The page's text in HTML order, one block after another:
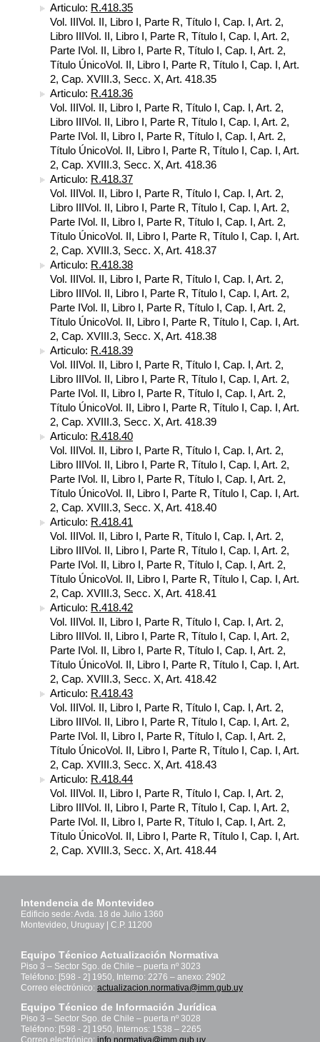
Articulo: R.418.35
Vol. IIIVol. II, Libro I, Parte R, Título I, Cap. I, Art. 2,
Libro IIIVol. II, Libro I, Parte R, Título I, Cap. I, Art. 2,
Parte IVol. II, Libro I, Parte R, Título I, Cap. I, Art. 2,
Título ÚnicoVol. II, Libro I, Parte R, Título I, Cap. I, Art.
2, Cap. XVIII.3, Secc. X, Art. 418.35
Articulo: R.418.36
Vol. IIIVol. II, Libro I, Parte R, Título I, Cap. I, Art. 2,
Libro IIIVol. II, Libro I, Parte R, Título I, Cap. I, Art. 2,
Parte IVol. II, Libro I, Parte R, Título I, Cap. I, Art. 2,
Título ÚnicoVol. II, Libro I, Parte R, Título I, Cap. I, Art.
2, Cap. XVIII.3, Secc. X, Art. 418.36
Articulo: R.418.37
Vol. IIIVol. II, Libro I, Parte R, Título I, Cap. I, Art. 2,
Libro IIIVol. II, Libro I, Parte R, Título I, Cap. I, Art. 2,
Parte IVol. II, Libro I, Parte R, Título I, Cap. I, Art. 2,
Título ÚnicoVol. II, Libro I, Parte R, Título I, Cap. I, Art.
2, Cap. XVIII.3, Secc. X, Art. 418.37
Articulo: R.418.38
Vol. IIIVol. II, Libro I, Parte R, Título I, Cap. I, Art. 2,
Libro IIIVol. II, Libro I, Parte R, Título I, Cap. I, Art. 2,
Parte IVol. II, Libro I, Parte R, Título I, Cap. I, Art. 2,
Título ÚnicoVol. II, Libro I, Parte R, Título I, Cap. I, Art.
2, Cap. XVIII.3, Secc. X, Art. 418.38
Articulo: R.418.39
Vol. IIIVol. II, Libro I, Parte R, Título I, Cap. I, Art. 2,
Libro IIIVol. II, Libro I, Parte R, Título I, Cap. I, Art. 2,
Parte IVol. II, Libro I, Parte R, Título I, Cap. I, Art. 2,
Título ÚnicoVol. II, Libro I, Parte R, Título I, Cap. I, Art.
2, Cap. XVIII.3, Secc. X, Art. 418.39
Articulo: R.418.40
Vol. IIIVol. II, Libro I, Parte R, Título I, Cap. I, Art. 2,
Libro IIIVol. II, Libro I, Parte R, Título I, Cap. I, Art. 2,
Parte IVol. II, Libro I, Parte R, Título I, Cap. I, Art. 2,
Título ÚnicoVol. II, Libro I, Parte R, Título I, Cap. I, Art.
2, Cap. XVIII.3, Secc. X, Art. 418.40
Articulo: R.418.41
Vol. IIIVol. II, Libro I, Parte R, Título I, Cap. I, Art. 2,
Libro IIIVol. II, Libro I, Parte R, Título I, Cap. I, Art. 2,
Parte IVol. II, Libro I, Parte R, Título I, Cap. I, Art. 2,
Título ÚnicoVol. II, Libro I, Parte R, Título I, Cap. I, Art.
2, Cap. XVIII.3, Secc. X, Art. 418.41
Articulo: R.418.42
Vol. IIIVol. II, Libro I, Parte R, Título I, Cap. I, Art. 2,
Libro IIIVol. II, Libro I, Parte R, Título I, Cap. I, Art. 2,
Parte IVol. II, Libro I, Parte R, Título I, Cap. I, Art. 2,
Título ÚnicoVol. II, Libro I, Parte R, Título I, Cap. I, Art.
2, Cap. XVIII.3, Secc. X, Art. 418.42
Articulo: R.418.43
Vol. IIIVol. II, Libro I, Parte R, Título I, Cap. I, Art. 2,
Libro IIIVol. II, Libro I, Parte R, Título I, Cap. I, Art. 2,
Parte IVol. II, Libro I, Parte R, Título I, Cap. I, Art. 2,
Título ÚnicoVol. II, Libro I, Parte R, Título I, Cap. I, Art.
2, Cap. XVIII.3, Secc. X, Art. 418.43
Articulo: R.418.44
Vol. IIIVol. II, Libro I, Parte R, Título I, Cap. I, Art. 2,
Libro IIIVol. II, Libro I, Parte R, Título I, Cap. I, Art. 2,
Parte IVol. II, Libro I, Parte R, Título I, Cap. I, Art. 2,
Título ÚnicoVol. II, Libro I, Parte R, Título I, Cap. I, Art.
2, Cap. XVIII.3, Secc. X, Art. 418.44
Intendencia de Montevideo
Edificio sede: Avda. 18 de Julio 1360
Montevideo, Uruguay | C.P. 11200
Equipo Técnico Actualización Normativa
Piso 3 – Sector Sgo. de Chile – puerta nº 3023
Teléfono: [598 - 2] 1950, Interno: 2276 – anexo: 2902
Correo electrónico: actualizacion.normativa@imm.gub.uy
Equipo Técnico de Información Jurídica
Piso 3 – Sector Sgo. de Chile – puerta nº 3028
Teléfono: [598 - 2] 1950, Internos: 1538 – 2265